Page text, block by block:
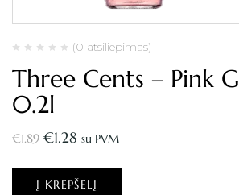
(0 atsiliepimas)
Three Cents – Pink
0.2l
€1.89 €1.28 su PVM
Į KREPŠELĮ